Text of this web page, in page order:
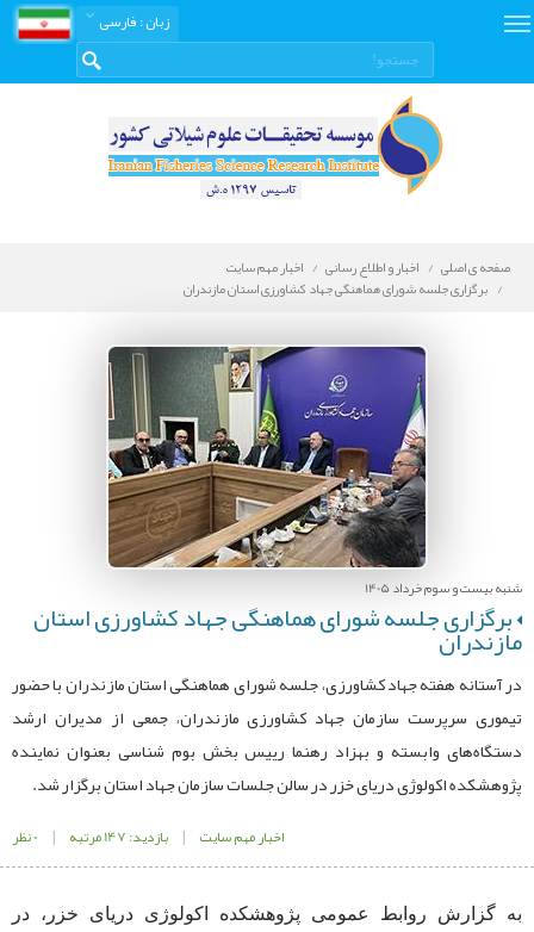
زبان: فارسی
صفحه ی اصلی اخبار و اطلاع رسانی
اخبار مهم سایت
برگزاری جلسه شورای هماهنگی جهاد کشاورزی استان مازندران
شنبه بیست و سوم خرداد 1405
برگزاری جلسه شورای هماهنگی جهاد کشاورزی استان
مازندران
در آستانه هفته جهاد کشاورزی، جلسه شورای هماهنگی استان مازندران با حضور
تیموری سرپرست سازمان جهاد کشاورزی مازندران، جمعی از مدیران ارشد
دستگاه‌های وابسته و بهزاد رهنما رییس بخش بوم شناسی بعنوان نماینده
پژوهشکده اکولوژی دریای خزر در سالن جلسات سازمان جهاد استان برگزار شد.
اخبار مهم سایت | بازدید: 147 مرتبه | 0 نظر
به گزارش روابط عمومی پژوهشکده اکولوژی دریای خزر، در